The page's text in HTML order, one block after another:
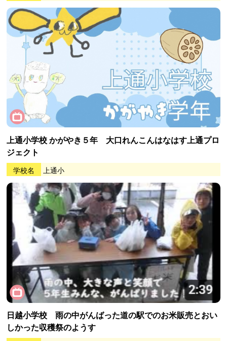
上通小学校 かがやき５年 大口れんこんはなはす上通プロ
ジェクト
学校名 上通小
日越小学校 雨の中がんばった道の駅でのお米販売とおい
しかった収穫祭のようす